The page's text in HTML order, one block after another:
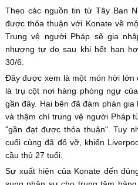
Theo các nguồn tin từ Tây Ban
được thỏa thuận với Konate về
Trung vệ người Pháp sẽ gia
nhượng tự do sau khi hết hạn
30/6.
Đây được xem là một món hời lớn
là trụ cột nơi hàng phòng ngự
gần đây. Hai bên đã đàm phán
và thậm chí trung vệ người Pháp
"gần đạt được thỏa thuận". Tuy
cuối cùng đã đổ vỡ, khiến
cầu thủ 27 tuổi.
Sự xuất hiện của Konate đến